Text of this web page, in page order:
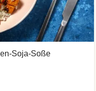
Soja-Soße